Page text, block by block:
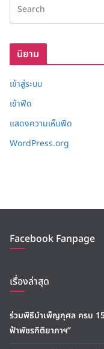
ก็
นิยาม
เข้าสู่ระบบ
เข้าฟีด
แสดงความเห็นฟีด
WordPress.org
Facebook Fanpage
เรื่องล่าสุด
ร่วมพิธีบำเพ็ญกุศล ครบ
ฟ้าพัชรกิติยาภาฯ”